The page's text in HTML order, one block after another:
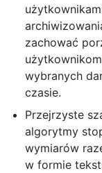
zachować
wybranych
czasie.
Przejrzyste
algorytmy
wymiarów
w formie